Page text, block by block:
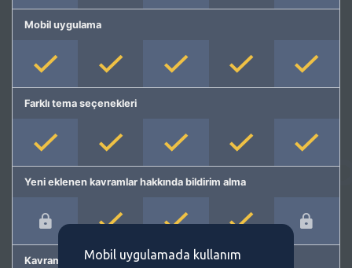
Mobil uygulama
Farklı tema seçenekleri
Yeni eklenen kavramlar hakkında bildirim alma
Kavram önermeMobil uygulamada kullanım